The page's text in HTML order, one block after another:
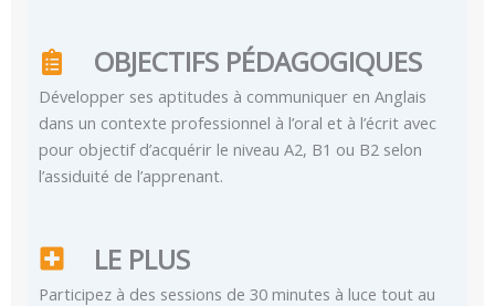
OBJECTIFS PÉDAGOGIQUES
Développer ses aptitudes à communiquer en Anglais
dans un contexte professionnel à l’oral et à l’écrit avec
pour objectif d’acquérir le niveau A2, B1 ou B2 selon
l’assiduité de l’apprenant.
LE PLUS
Participez à des sessions de 30 minutes à luce tout au